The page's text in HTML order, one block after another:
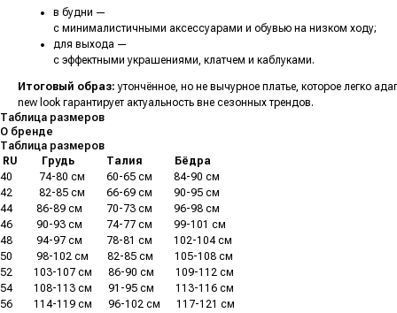
в будни —
с минималистичными аксессуарами и обувью на низком ходу;
для выхода —
с эффектными украшениями, клатчем и каблуками.
Итоговый образ: утончённое, но не вычурное платье, которое легко
new look гарантирует актуальность вне сезонных трендов.
Таблица размеров
О бренде
Таблица размеров
RU Грудь Талия
Бёдра
40
74-80 см 60-65 см
84-90 см
42
82-85 см 66-69 см
90-95 см
44......... 86-89 см 70-73 см
96-98 см
46
90-93 см 74-77 см
99-101 см
48
94-97 см 78-81 см
102-104 см
50
98-102 см 82-85 см
105-108 см
52
103-107 см 86-90 см
109-112 см
54........ 108-113 см 91-95 см
113-116 см
56
114-119 см 96-102 см
117-121 см